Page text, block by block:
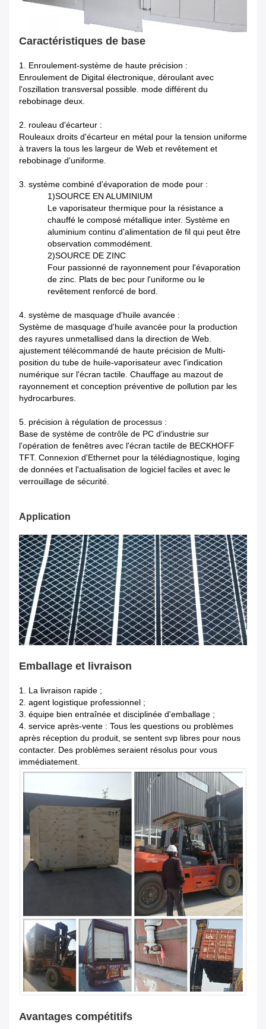
Caractéristiques de base
1. Enroulement-système de haute précision :
Enroulement de Digital électronique, déroulant avec
l'oszillation transversal possible. mode différent du
rebobinage deux.
2. rouleau d'écarteur :
Rouleaux droits d'écarteur en métal pour la tension uniforme
à travers la tous les largeur de Web et revêtement et
rebobinage d'uniforme.
3. système combiné d'évaporation de mode pour :
1)SOURCE EN ALUMINIUM
Le vaporisateur thermique pour la résistance a
chauffé le composé métallique inter. Système en
aluminium continu d'alimentation de fil qui peut être
observation commodément.
2)SOURCE DE ZINC
Four passionné de rayonnement pour l'évaporation
de zinc. Plats de bec pour l'uniforme ou le
revêtement renforcé de bord.
4. système de masquage d'huile avancée :
Système de masquage d'huile avancée pour la production
des rayures unmetallised dans la direction de Web.
ajustement télécommandé de haute précision de Multi-
position du tube de huile-vaporisateur avec l'indication
numérique sur l'écran tactile. Chauffage au mazout de
rayonnement et conception préventive de pollution par les
hydrocarbures.
5. précision à régulation de processus :
Base de système de contrôle de PC d'industrie sur
l'opération de fenêtres avec l'écran tactile de BECKHOFF
TFT. Connexion d'Ethernet pour la télédiagnostique, loging
de données et l'actualisation de logiciel faciles et avec le
verrouillage de sécurité.
Application
Emballage et livraison
1. La livraison rapide ;
2. agent logistique professionnel ;
3. équipe bien entraînée et disciplinée d'emballage ;
4. service après-vente : Tous les questions ou problèmes
après réception du produit, se sentent svp libres pour nous
contacter. Des problèmes seraient résolus pour vous
immédiatement.
Avantages compétitifs